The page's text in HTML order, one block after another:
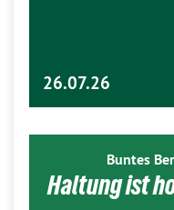
26.07.26
Buntes
Haltung ist